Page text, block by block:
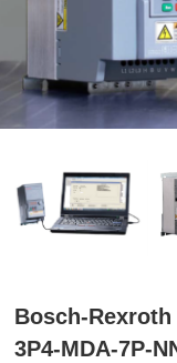
Bosch-Rexroth
3P4-MDA-7P-